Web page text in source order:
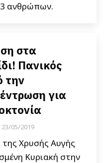
ανθρώπων.
στα
Πανικός
την
για
23/05/2019
Χρυσής Αυγής
Κυριακή στην